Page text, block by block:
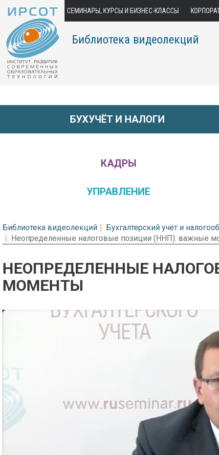
СЕМИНАРЫ, КУРСЫ И БИЗНЕС-КЛАССЫ
Библиотека видеолекций
БУХУЧЁТ И НАЛОГИ
КАДРЫ
УПРАВЛЕНИЕ
Библиотека видеолекций
Бухгалтерский учёт и
Неопределенные налоговые позиции (ННП): важные
НЕОПРЕДЕЛЕННЫЕ
МОМЕНТЫ
Предварительный просмотр.